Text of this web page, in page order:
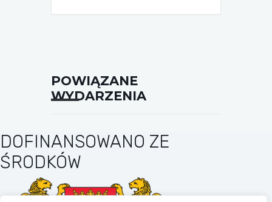
POWIĄZANE
WYDARZENIA
DOFINANSOWANO ZE
ŚRODKÓW